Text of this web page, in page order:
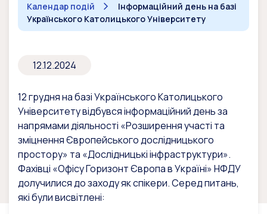
Календар подій
Інформаційний день на базі
Українського Католицького Університету
12.12.2024
12 грудня на базі Українського Католицького
Університету відбувся інформаційний день за
напрямами діяльності «Розширення участі та
зміцнення Європейського дослідницького
простору» та «Дослідницькі інфраструктури».
Фахівці «Офісу Горизонт Європа в Україні» НФДУ
долучилися до заходу як спікери.Серед питань,
які були висвітлені: